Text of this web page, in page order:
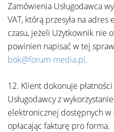
Zamówienia Usługodawca
VAT, którą przesyła na
czasu, jeżeli Użytkownik nie
powinien napisać w tej
bok@forum-media.pl.
12. Klient dokonuje
Usługodawcy z
elektronicznej dostępnych
opłacając fakturę pro forma.